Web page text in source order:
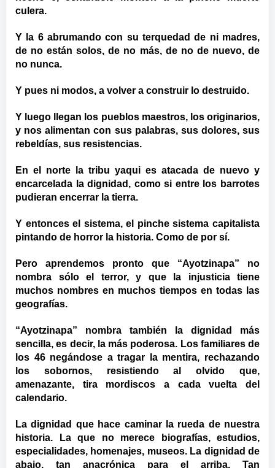
culera.
Y la 6 abrumando con su terquedad de ni madres,
de no están solos, de no más, de no de nuevo, de
no nunca.
Y pues ni modos, a volver a construir lo destruido.
Y luego llegan los pueblos maestros, los originarios,
y nos alimentan con sus palabras, sus dolores, sus
rebeldías, sus resistencias.
En el norte la tribu yaqui es atacada de nuevo y
encarcelada la dignidad, como si entre los barrotes
pudieran encerrar la tierra.
Y entonces el sistema, el pinche sistema capitalista
pintando de horror la historia. Como de por sí.
Pero aprendemos pronto que “Ayotzinapa” no
nombra sólo el terror, y que la injusticia tiene
muchos nombres en muchos tiempos en todas las
geografías.
“Ayotzinapa” nombra también la dignidad más
sencilla, es decir, la más poderosa. Los familiares de
los 46 negándose a tragar la mentira, rechazando
los sobornos, resistiendo al olvido que,
amenazante, tira mordiscos a cada vuelta del
calendario.
La dignidad que hace caminar la rueda de nuestra
historia. La que no merece biografías, estudios,
especialidades, homenajes, museos. La dignidad de
abajo, tan anacrónica para el arriba. Tan